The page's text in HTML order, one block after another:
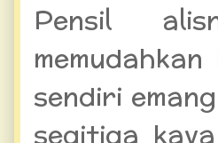
Pensil
sendiri
segitiga